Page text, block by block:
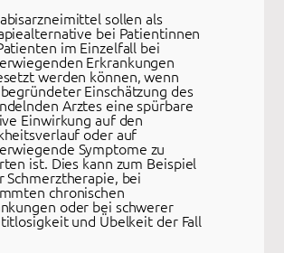
sollen als
bei Patientinnen
im Einzelfall bei
Erkrankungen
werden können, wenn
Einschätzung des
Arztes eine spürbare
Einwirkung auf den
oder auf
Symptome zu
ist. Dies kann zum Beispiel
Schmerztherapie, bei
chronischen
oder bei schwerer
und Übelkeit der Fall